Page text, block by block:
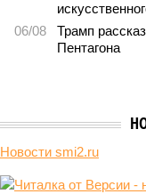
06/08
Трамп
Пентагона
Новости smi2.ru